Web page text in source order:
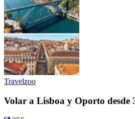
Travelzoo
Volar a Lisboa y Oporto desde